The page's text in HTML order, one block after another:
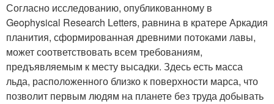
Согласно исследованию, опубликованному в
Geophysical Research Letters, равнина в кратере Аркадия
планития, сформированная древними потоками лавы,
может соответствовать всем требованиям,
предъявляемым к месту высадки. Здесь есть масса
льда, расположенного близко к поверхности марса, что
позволит первым людям на планете без труда добывать